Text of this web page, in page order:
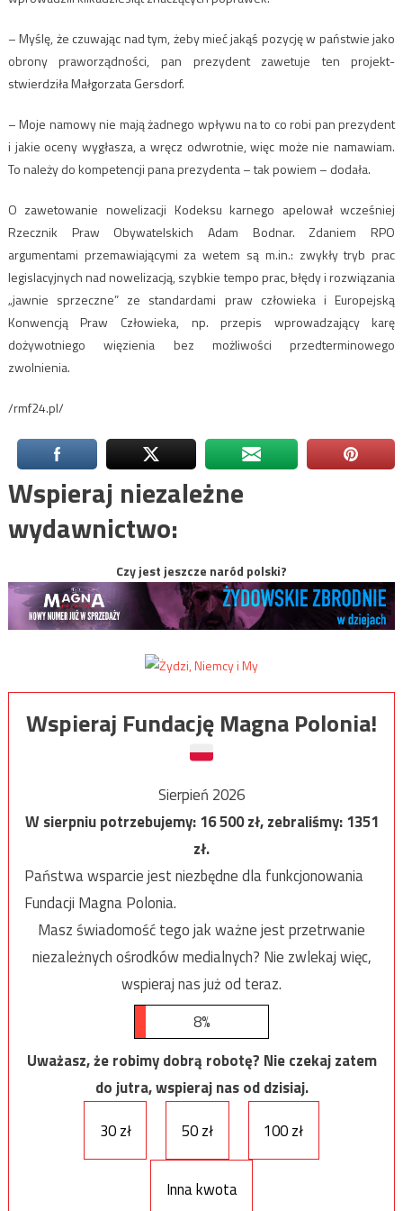
– Myślę, że czuwając nad tym, żeby mieć jakąś pozycję w państwie jako
obrony praworządności, pan prezydent zawetuje ten projekt-
stwierdziła Małgorzata Gersdorf.
– Moje namowy nie mają żadnego wpływu na to co robi pan prezydent
i jakie oceny wygłasza, a wręcz odwrotnie, więc może nie namawiam.
To należy do kompetencji pana prezydenta – tak powiem – dodała.
O zawetowanie nowelizacji Kodeksu karnego apelował wcześniej
Rzecznik Praw Obywatelskich Adam Bodnar. Zdaniem RPO
argumentami przemawiającymi za wetem są m.in.: zwykły tryb prac
legislacyjnych nad nowelizacją, szybkie tempo prac, błędy i rozwiązania
„jawnie sprzeczne” ze standardami praw człowieka i Europejską
Konwencją Praw Człowieka, np. przepis wprowadzający karę
dożywotniego więzienia bez możliwości przedterminowego
zwolnienia.
/rmf24.pl/
Wspieraj niezależne
wydawnictwo:
Czy jest jeszcze naród polski?
Wspieraj Fundację Magna Polonia!
Sierpień 2026
W sierpniu potrzebujemy:16 500zł, zebraliśmy:1351
zł.
Państwa wsparcie jest niezbędne dla funkcjonowania
Fundacji Magna Polonia.
Masz świadomość tego jak ważne jest przetrwanie
niezależnych ośrodków medialnych? Nie zwlekaj więc,
wspieraj nas już od teraz.
8%
Uważasz, że robimy dobrą robotę? Nie czekaj zatem
do jutra, wspieraj nas od dzisiaj.
30 zł
50 zł 100 zł
Inna kwota